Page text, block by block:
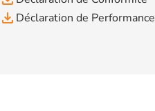
file_download Déclaration de Performance